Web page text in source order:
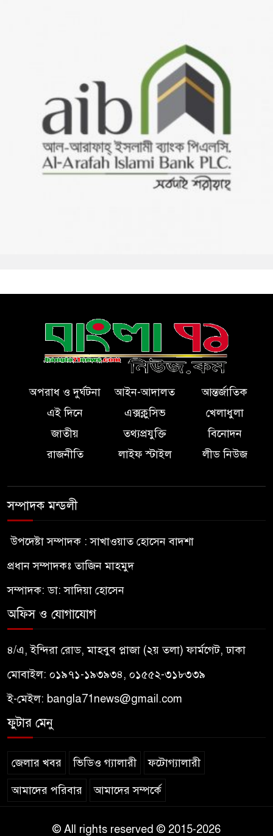
অপরাধ ও দুর্ঘটনা আইন-আদালত
আন্তর্জাতিক
এই দিনে
এক্সক্লুসিভ
খেলাধুলা
জাতীয়
তথ্যপ্রযুক্তি
বিনোদন
রাজনীতি
লাইফ স্টাইল লীড নিউজ
সম্পাদক মন্ডলী
উপদেষ্টা সম্পাদক : সাখাওয়াত হোসেন বাদশা
প্রধান সম্পাদকঃ তাজিন মাহমুদ
সম্পাদক: ডা: সাদিয়া হোসেন
অফিস ও যোগাযোগ
৪/এ, ইন্দিরা রোড, মাহবুব প্লাজা (২য় তলা) ফার্মগেট, ঢাকা
মোবাইল: ০১৯৭১-১৯৩৯৩৪, ০১৫৫২-৩১৮৩৩৯
ই-মেইল: bangla71news@gmail.com
ফুটার মেনু
জেলার খবর ভিডিও গ্যালারী ফটোগ্যালারী
আমাদের পরিবার আমাদের সম্পর্কে
© All rights reserved © 2015-2026